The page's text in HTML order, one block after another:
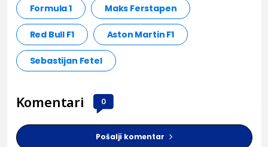
Formula 1 Maks Ferstapen
Red Bull F1 Aston Martin F1
Sebastijan Fetel
Komentari 0
Pošalji komentar